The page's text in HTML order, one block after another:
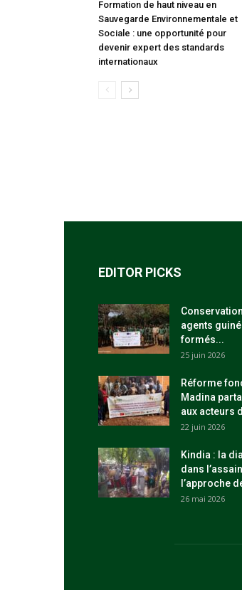
Formation de haut niveau en
Sauvegarde Environnementale et
Sociale : une opportunité pour
devenir expert des standards
internationaux
EDITOR PICKS
agents
formés...
25 juin 2026
Réforme
Madina
aux acteurs
22 juin 2026
Kindia : la
dans
l’approche
26 mai 2026